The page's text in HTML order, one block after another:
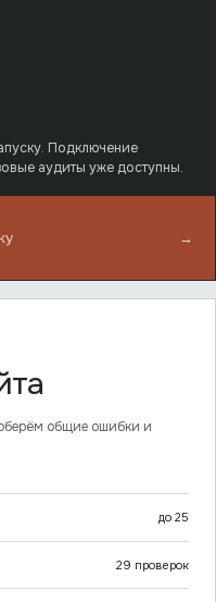
Подключение
аудиты уже доступны.
→
общие ошибки и
до 25
29 проверок